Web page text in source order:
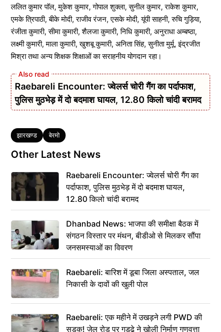
ललित कुमार पॉल, मुकेश कुमार, गोपाल शुक्ला, सुनील कुमार, राकेश कुमार,
एमके त्रिपाठी, बीके मोदी, राजीव रंजन, एसके मोदी, यूंपी साहनी, रुचि गुड़िया,
रंजीता कुमारी, सीमा कुमारी, शैलजा कुमारी, निधि कुमारी, अनुराधा अम्बष्ठा,
लक्ष्मी कुमारी, माला कुमारी, खुशबू कुमारी, अनिता सिंह, सुनीता मुर्मू, इंद्रजीत
मिश्रा तथा अन्य शिक्षक शिक्षाओं का सराहनीय योगदान रहा।
Raebareli Encounter: ज्वेलर्स चोरी गैंग का पर्दाफाश,
पुलिस मुठभेड़ में दो बदमाश घायल, 12.80 किलो चांदी बरामद
Tags
झारखण्ड बेरमो
Other Latest News
Raebareli Encounter: ज्वेलर्स चोरी गैंग का
पर्दाफाश, पुलिस मुठभेड़ में दो बदमाश घायल,
12.80 किलो चांदी बरामद
Dhanbad News: भाजपा की समीक्षा बैठक में
संगठन विस्तार पर मंथन, बीडीओ से मिलकर सौंपा
जनसमस्याओं का विवरण
Raebareli: बारिश में डूबा जिला अस्पताल, जल
निकासी के दावों की खुली पोल
Raebareli: एक महीने में उखड़ने लगी PWD की
सड़क! जेल रोड पर गड्ढे ने खोली निर्माण गुणवत्ता